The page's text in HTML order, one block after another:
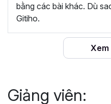
nhưSUM, SUMIFS,
thuật hay trong Excel
Những thiết lập chế
lập theme,
đường kẻ lưới trong
và gán nội dung văn
bằng các bài khác. Dù
Gitiho.
Xem
Giảng viên: